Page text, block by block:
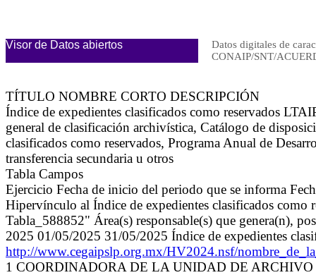
Visor de Datos abiertos
Datos digitales de
CONAIP/SNT/
TÍTULO NOMBRE CORTO DESCRIPCIÓN
Índice de expedientes clasificados como reservados
general de clasificación archivística, Catálogo de
clasificados como reservados, Programa Anual de
transferencia secundaria u otros
Tabla Campos
Ejercicio Fecha de inicio del periodo que se informa
Hipervínculo al Índice de expedientes clasificados como
Tabla_588852" Área(s) responsable(s) que genera(n),
2025 01/05/2025 31/05/2025 Índice de expedientes
http://www.cegaipslp.org.mx/HV2024.nsf/
1 COORDINADORA DE LA UNIDAD DE ARCHIVO